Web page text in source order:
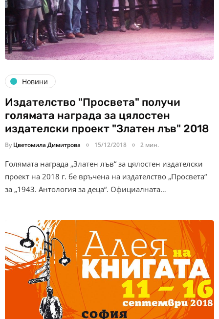
Новини
Издателство "Просвета" получи
голямата награда за цялостен
издателски проект "Златен лъв" 2018
By Цветомила Димитрова 15/12/2018 2 мин.
Голямата награда „Златен лъв“ за цялостен издателски
проект на 2018 г. бе връчена на издателство „Просвета“
за „1943. Антология за деца“. Официалната…